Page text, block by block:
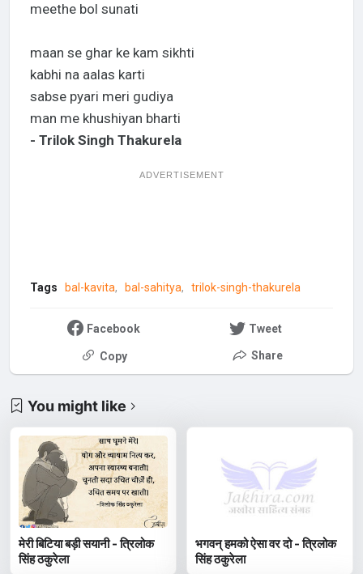
meethe bol sunati
maan se ghar ke kam sikhti
kabhi na aalas karti
sabse pyari meri gudiya
man me khushiyan bharti
- Trilok Singh Thakurela
ADVERTISEMENT
Tags bal-kavita bal-sahitya trilok-singh-thakurela
Facebook Tweet
Copy Share
You might like
मेरी बिटिया बड़ी सयानी - त्रिलोक
सिंह ठकुरेला
भगवन् हमको ऐसा वर दो - त्रिलोक
सिंह ठकुरेला